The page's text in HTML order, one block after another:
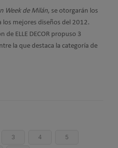
Week de Milán, se otorgarán los
los mejores diseños del 2012.
de ELLE DECOR propuso 3
la que destaca la categoría de
3 4 5